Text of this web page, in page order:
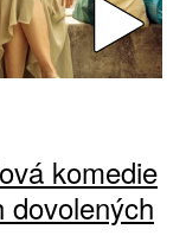
komedie
dovolených